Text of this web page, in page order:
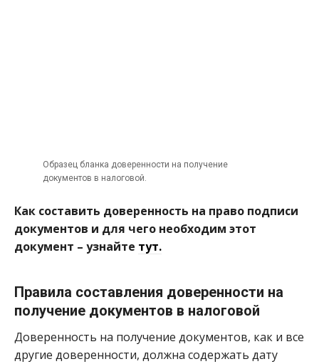
Образец бланка доверенности на получение
документов в налоговой.
Как составить доверенность на право подписи
документов и для чего необходим этот
документ – узнайте тут.
Правила составления доверенности на
получение документов в налоговой
Доверенность на получение документов, как и все
другие доверенности, должна содержать дату